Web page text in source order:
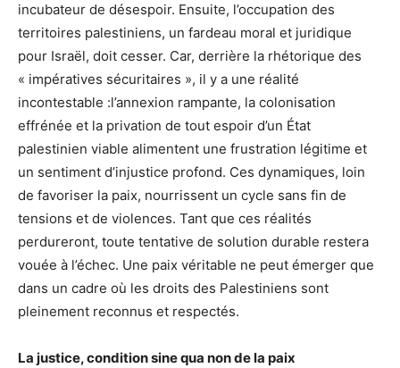
incubateur de désespoir. Ensuite, l’occupation des
territoires palestiniens, un fardeau moral et juridique
pour Israël, doit cesser. Car, derrière la rhétorique des
« impératives sécuritaires », il y a une réalité
incontestable :l’annexion rampante, la colonisation
effrénée et la privation de tout espoir d’un État
palestinien viable alimentent une frustration légitime et
un sentiment d’injustice profond. Ces dynamiques, loin
de favoriser la paix, nourrissent un cycle sans fin de
tensions et de violences. Tant que ces réalités
perdureront, toute tentative de solution durable restera
vouée à l’échec. Une paix véritable ne peut émerger que
dans un cadre où les droits des Palestiniens sont
pleinement reconnus et respectés.
La justice, condition sine qua non de la paix